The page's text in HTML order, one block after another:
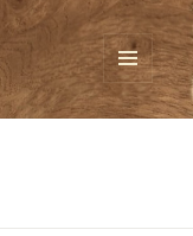
MENU
ET